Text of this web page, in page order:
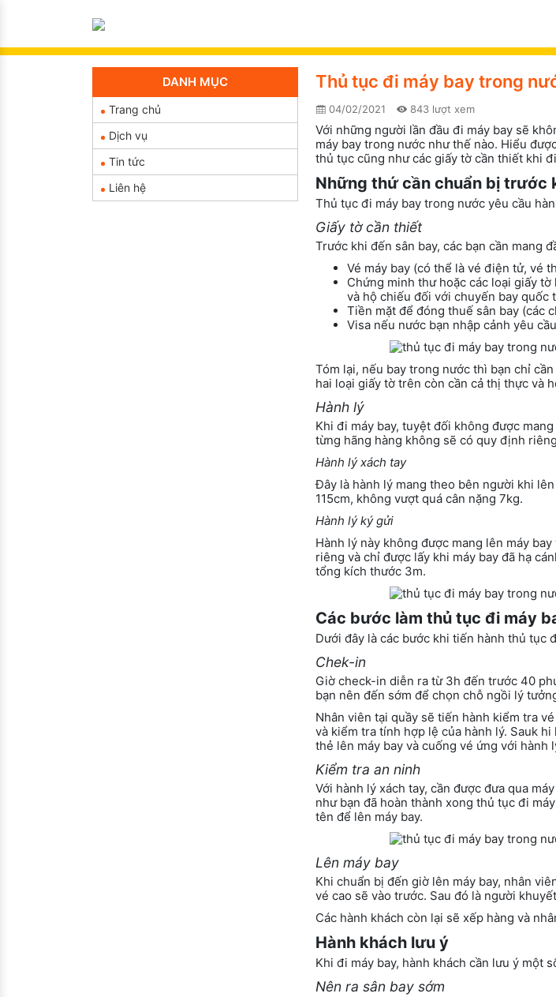
Thủ tục đi máy bay trong
04/02/2021 843 lượt xem
Với những người lần đầu đi máy bay sẽ
máy bay trong nước như thế nào. Hiểu
thủ tục cũng như các giấy tờ cần thiết khi
Những thứ cần chuẩn bị trước
Thủ tục đi máy bay trong nước yêu cầu
Giấy tờ cần thiết
Trước khi đến sân bay, các bạn cần mang
Vé máy bay (có thể là vé điện tử, vé
Chứng minh thư hoặc các loại giấy
và hộ chiếu đối với chuyến bay quốc
Tiền mặt để đóng thuế sân bay (các
Visa nếu nước bạn nhập cảnh yêu
Tóm lại, nếu bay trong nước thì bạn chỉ
hai loại giấy tờ trên còn cần cả thị thực và
Hành lý
Khi đi máy bay, tuyệt đối không được
từng hãng hàng không sẽ có quy định
Hành lý xách tay
Đây là hành lý mang theo bên người khi
115cm, không vượt quá cân nặng 7kg.
Hành lý ký gửi
Hành lý này không được mang lên máy
riêng và chỉ được lấy khi máy bay đã hạ
tổng kích thước 3m.
Các bước làm thủ tục đi máy
Dưới đây là các bước khi tiến hành thủ tục
Chek-in
Giờ check-in diễn ra từ 3h đến trước 40
bạn nên đến sớm để chọn chỗ ngồi lý
Nhân viên tại quầy sẽ tiến hành kiểm tra
và kiểm tra tính hợp lệ của hành lý. Sauk
thẻ lên máy bay và cuống vé ứng với hành
Kiểm tra an ninh
Với hành lý xách tay, cần được đưa qua
như bạn đã hoàn thành xong thủ tục đi
tên để lên máy bay.
Lên máy bay
Khi chuẩn bị đến giờ lên máy bay, nhân
vé cao sẽ vào trước. Sau đó là người
Các hành khách còn lại sẽ xếp hàng và
Hành khách lưu ý
Khi đi máy bay, hành khách cần lưu ý một
Nên ra sân bay sớm
DANH MỤC
Trang chủ
Dịch vụ
Tin tức
Liên hệ